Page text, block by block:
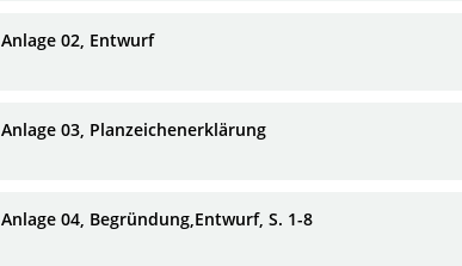
Anlage 02, Entwurf
Anlage 03, Planzeichenerklärung
Anlage 04, Begründung,Entwurf, S. 1-8